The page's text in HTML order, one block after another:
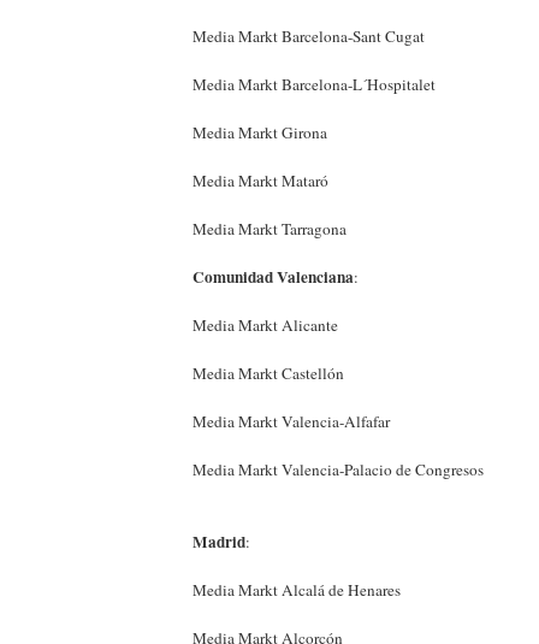
Media Markt Barcelona-Sant Cugat
Media Markt Barcelona-L´Hospitalet
Media Markt Girona
Media Markt Mataró
Media Markt Tarragona
Comunidad Valenciana:
Media Markt Alicante
Media Markt Castellón
Media Markt Valencia-Alfafar
Media Markt Valencia-Palacio de Congresos
Madrid:
Media Markt Alcalá de Henares
Media Markt Alcorcón